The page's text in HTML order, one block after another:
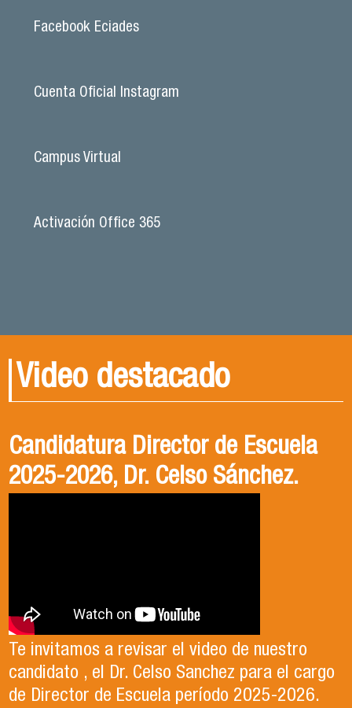
Facebook Eciades
Cuenta Oficial Instagram
Campus Virtual
Activación Office 365
Video destacado
Gala Deportiva Usach 2025
El 15 de enero, el Departamento de Gestión
del Deporte de la Vicerrectoría de Apoyo
Estudiantil Usach, premió a las y los
deportistas más destacados del año
Usach en el Territorio, capítulo 2
En este segundo capítulo conoceremos el
Proyecto Ludo Inclusión, liderado por el
profesor Claudio Farías y estudiantes de
Pedagogía en Educación Física de la Facultad
Candidatura Director de Escuela
2025-2026, Dr. Celso Sánchez.
Te invitamos a revisar el video de nuestro
candidato , el Dr. Celso Sanchez para el cargo
de Director de Escuela período 2025-2026.